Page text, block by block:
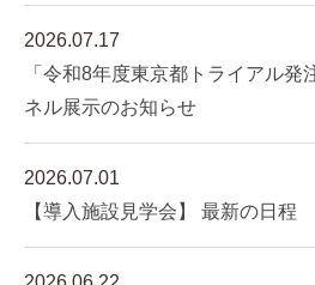
2026.07.17
「令和8年度東京都トライアル発
ネル展示のお知らせ
2026.07.01
【導入施設見学会】 最新の日程